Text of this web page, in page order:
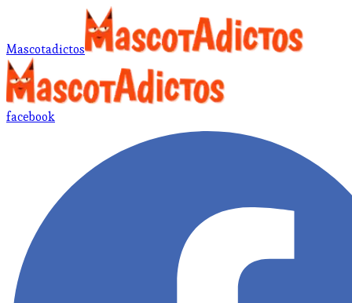
Mascotadictos
facebook